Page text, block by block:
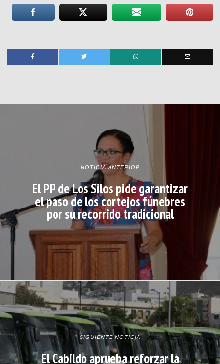
NOTICIA ANTERIOR
El PP de Los Silos pide garantizar
el paso de los cortejos fúnebres
por su recorrido tradicional
SIGUIENTE NOTICIA
El Cabildo aprueba reforzar la